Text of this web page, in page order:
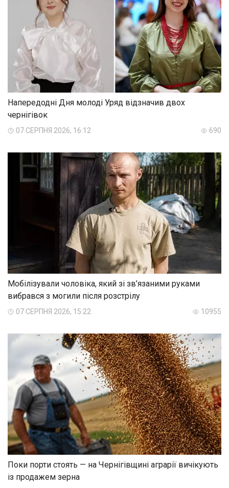
Напередодні Дня молоді Уряд відзначив двох
чернігівок
07 СЕРПНЯ 2026, 16:12 690
Мобілізували чоловіка, який зі зв’язаними руками
вибрався з могили після розстрілу
07 СЕРПНЯ 2026, 15:22 10955
Поки порти стоять — на Чернігівщині аграрії вичікують
із продажем зерна